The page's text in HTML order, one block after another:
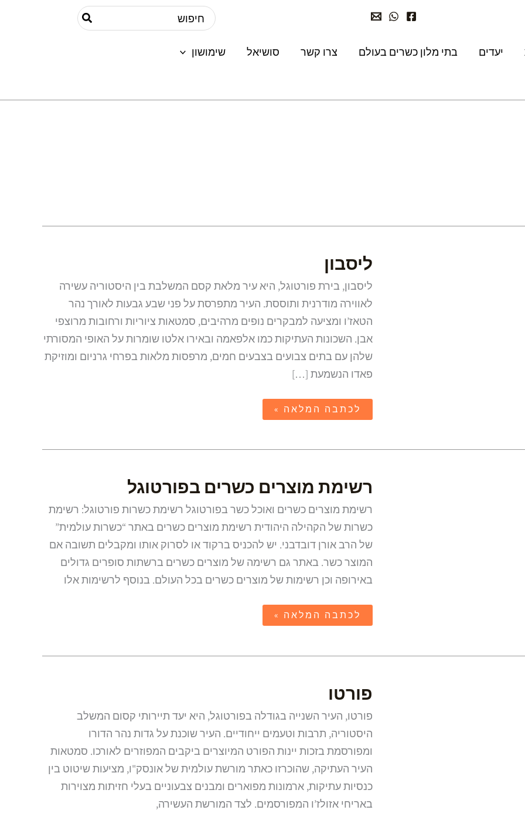
Search
for:
יעדים בתי מלון כשרים בעולם צרו קשר סושיאל שימושון
ליסבון
ליסבון, בירת פורטוגל, היא עיר מלאת קסם המשלבת בין היסטוריה עשירה
לאווירה מודרנית ותוססת. העיר מתפרסת על פני שבע גבעות לאורך נהר
הטאז’ו ומציעה למבקרים נופים מרהיבים, סמטאות ציוריות ורחובות מרוצפי
אבן. השכונות העתיקות כמו אלפאמה ובאירו אלטו שומרות על האופי המסורתי
שלהן עם בתים צבועים בצבעים חמים, מרפסות מלאות בפרחי גרניום ומוזיקת
פאדו הנשמעת […]
ליסבון
לכתבה המלאה »
רשימת מוצרים כשרים בפורטוגל
רשימת מוצרים כשרים ואוכל כשר בפורטוגל רשימת כשרות פורטוגל: רשימת
כשרות של הקהילה היהודית רשימת מוצרים כשרים באתר “כשרות עולמית”
של הרב אורן דובדבני. יש להכניס ברקוד או לסרוק אותו ומקבלים תשובה אם
המוצר כשר. באתר גם רשימה של מוצרים כשרים ברשתות סופרים גדולים
באירופה וכן רשימות של מוצרים כשרים בכל העולם. בנוסף לרשימות אלו
רשימת
מוצרים
בפורטוגל
לכתבה המלאה »
פורטו
פורטו, העיר השנייה בגודלה בפורטוגל, היא יעד תיירותי קסום המשלב
היסטוריה, תרבות וטעמים ייחודיים. העיר שוכנת על גדות נהר הדורו
ומפורסמת בזכות יינות הפורט המיוצרים ביקבים המפוזרים לאורכו. סמטאות
העיר העתיקה, שהוכרזו כאתר מורשת עולמית של אונסק"ו, מציעות שיטוט בין
כנסיות עתיקות, ארמונות מפוארים ומבנים צבעוניים בעלי חזיתות מצוירות
באריחי אזולז’ו המפורסמים. לצד המורשת העשירה,
פורטו